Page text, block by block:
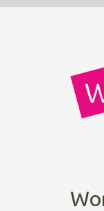
Skip